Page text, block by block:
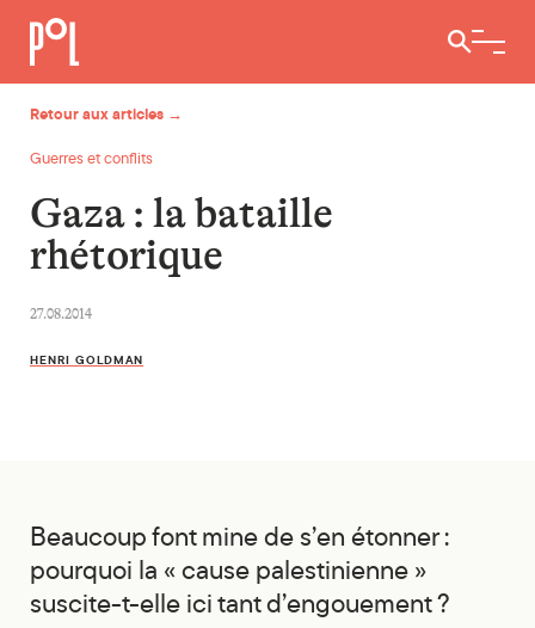
Ouvrir /
Retour aux articles →
Guerres et conflits
Gaza : la bataille
rhétorique
27.08.2014
HENRI GOLDMAN
Beaucoup font mine de s’en étonner :
pourquoi la « cause palestinienne »
suscite-t-elle ici tant d’engouement ?